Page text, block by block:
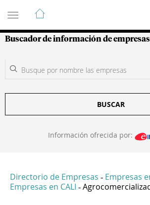
Guía de Empresas
Buscador de información de empresas
BUSCAR
Información ofrecida por:
Directorio de Empresas - Empresas
Empresas en CALI -